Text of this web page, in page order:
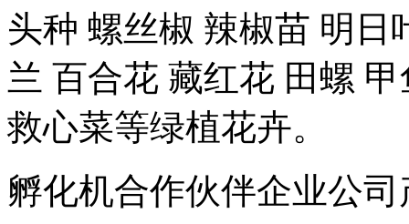
头种 螺丝椒 辣椒苗 明日
兰 百合花 藏红花 田螺
救心菜等绿植花卉。
孵化机合作伙伴企业公